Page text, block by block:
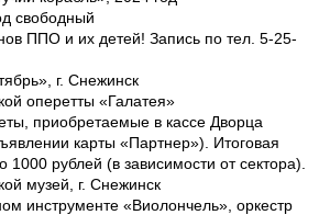
свободный
ППО и их детей! Запись по тел. 5-25-
г. Снежинск
оперетты «Галатея»
приобретаемые в кассе Дворца
карты «Партнер»). Итоговая
1000 рублей (в зависимости от сектора).
музей, г. Снежинск
инструменте «Виолончель», оркестр